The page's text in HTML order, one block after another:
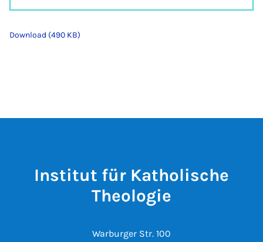
Download (490 KB)
Institut für Katholische
Theologie
Warburger Str. 100